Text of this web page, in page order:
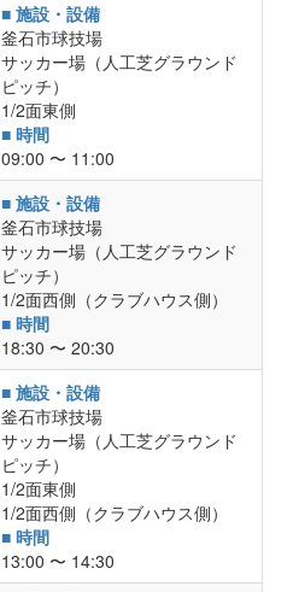
■ 施設・設備
釜石市球技場
サッカー場（人工芝グラウンド
ピッチ）
1/2面東側
■ 時間
09:00 〜 11:00
■ 施設・設備
釜石市球技場
サッカー場（人工芝グラウンド
ピッチ）
1/2面西側（クラブハウス側）
■ 時間
18:30 〜 20:30
■ 施設・設備
釜石市球技場
サッカー場（人工芝グラウンド
ピッチ）
1/2面東側
1/2面西側（クラブハウス側）
■ 時間
13:00 〜 14:30